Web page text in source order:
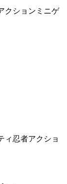
クションミニゲ
ィ忍者アクショ